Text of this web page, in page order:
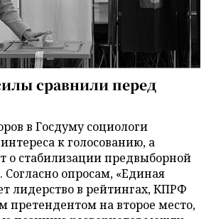
сравнили перед
в Госдуму социологи
к голосованию, а
о стабилизации предвыборной
Согласно опросам, «Единая
лидерство в рейтингах, КПРФ
претендентом на второе место,